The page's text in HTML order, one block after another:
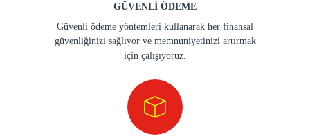
GÜVENLİ ÖDEME
Güvenli ödeme yöntemleri kullanarak her finansal
güvenliğinizi sağlıyor ve memnuniyetinizi artırmak
için çalışıyoruz.